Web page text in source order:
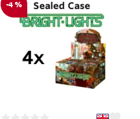
-4 %